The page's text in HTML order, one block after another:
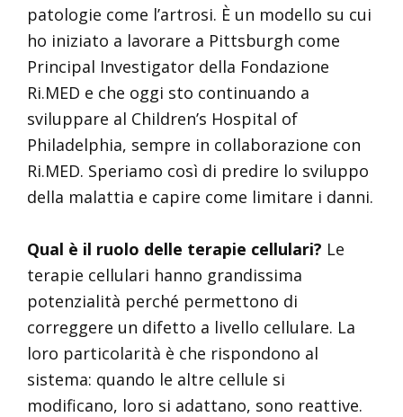
patologie come l’artrosi. È un modello su cui
ho iniziato a lavorare a Pittsburgh come
Principal Investigator della Fondazione
Ri.MED e che oggi sto continuando a
sviluppare al Children’s Hospital of
Philadelphia, sempre in collaborazione con
Ri.MED. Speriamo così di predire lo sviluppo
della malattia e capire come limitare i danni.
Qual è il ruolo delle terapie cellulari? Le
terapie cellulari hanno grandissima
potenzialità perché permettono di
correggere un difetto a livello cellulare. La
loro particolarità è che rispondono al
sistema: quando le altre cellule si
modificano, loro si adattano, sono reattive.